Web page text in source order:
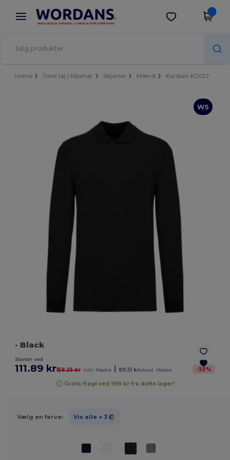
× Wordans-app
Bedre priser i appen!
Hent app
Home Tomt tøj | tilbehør Skjorter Mænd Kariban K2027
W5
- Black
Starter ved
111.89 kr159.25 kr inkl. Mødre 89.51 krekskl. Mødre -30%
Gratis fragt ved 999 kr fra dette lager!
Vælg en farve: Vis alle + 3